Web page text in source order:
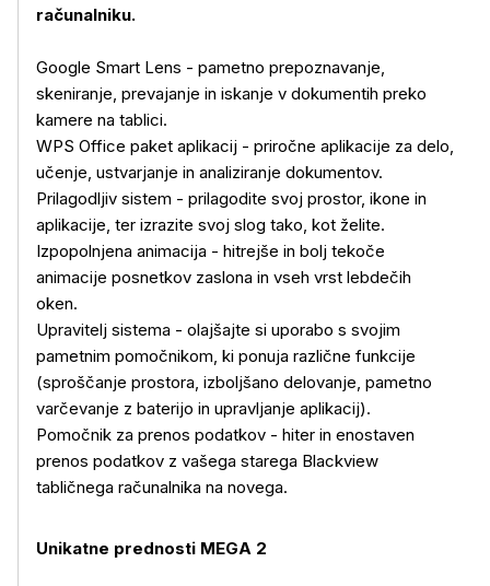
računalniku.
Google Smart Lens - pametno prepoznavanje,
skeniranje, prevajanje in iskanje v dokumentih preko
kamere na tablici.
WPS Office paket aplikacij - priročne aplikacije za delo,
učenje, ustvarjanje in analiziranje dokumentov.
Prilagodljiv sistem - prilagodite svoj prostor, ikone in
aplikacije, ter izrazite svoj slog tako, kot želite.
Izpopolnjena animacija - hitrejše in bolj tekoče
animacije posnetkov zaslona in vseh vrst lebdečih
oken.
Upravitelj sistema - olajšajte si uporabo s svojim
pametnim pomočnikom, ki ponuja različne funkcije
(sproščanje prostora, izboljšano delovanje, pametno
varčevanje z baterijo in upravljanje aplikacij).
Pomočnik za prenos podatkov - hiter in enostaven
prenos podatkov z vašega starega Blackview
tabličnega računalnika na novega.
Unikatne prednosti MEGA 2